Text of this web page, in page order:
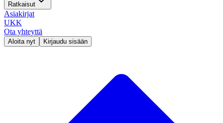
Ratkaisut
Asiakirjat
UKK
Ota yhteyttä
Aloita nyt Kirjaudu sisään